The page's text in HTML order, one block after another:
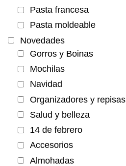
Pasta francesa
Pasta moldeable
Novedades
Gorros y Boinas
Mochilas
Navidad
Organizadores y repisas
Salud y belleza
14 de febrero
Accesorios
Almohadas